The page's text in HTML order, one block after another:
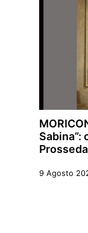
Sabina”:
Prosseda
9 Agosto